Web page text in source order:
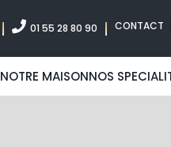
01 55 28 80 90 CONTACT
NOTRE MAISONNOS